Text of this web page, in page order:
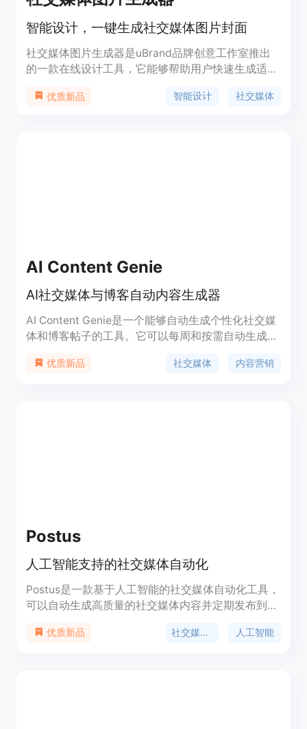
智能设计，一键生成社交媒体图片封面
社交媒体图片生成器是uBrand品牌创意工作室推出
的一款在线设计工具，它能够帮助用户快速生成适合
化了设计流程，提高了设计效率，使得即使是设计新
优质新品 智能设计 社交媒体
AI Content Genie
AI社交媒体与博客自动内容生成器
AI Content Genie是一个能够自动生成个性化社交媒
体和博客帖子的工具。它可以每周和按需自动生成引
Facebook、Instagram帖子生成器,还有AI博客生成
优质新品 社交媒体 内容营销
Postus
人工智能支持的社交媒体自动化
Postus是一款基于人工智能的社交媒体自动化工具，
可以自动生成高质量的社交媒体内容并定期发布到您
钱，让您专注于业务增长。Postus提供简单的定价计
优质新品 社交媒体自动化 人工智能